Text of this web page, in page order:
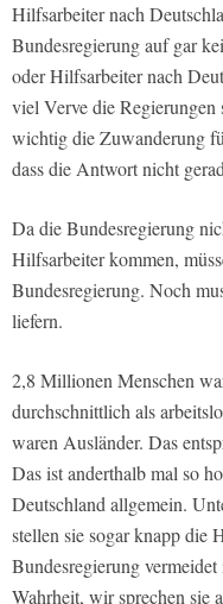
Hilfsarbeiter nach
Bundesregierung auf gar
oder Hilfsarbeiter nach
viel Verve die
wichtig die Zuwanderung
dass die Antwort nicht
Da die Bundesregierung
Hilfsarbeiter kommen,
Bundesregierung. Noch
liefern.
2,8 Millionen Menschen
durchschnittlich als
waren Ausländer. Das
Das ist anderthalb mal so
Deutschland allgemein.
stellen sie sogar knapp die
Bundesregierung
Wahrheit, wir sprechen sie